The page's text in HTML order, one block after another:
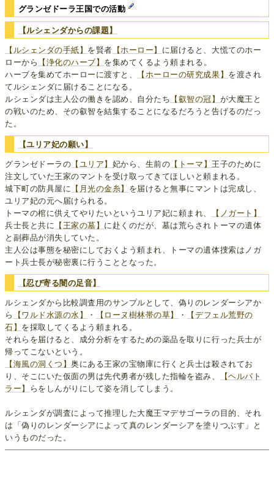
グランゼドーラ王国での活動
【ルシェンダからの課題】
【ルシェンダの手紙】 を賢者 【ホーロー】 に届けると、大慌てのホー
ローから
【浄化のハーブ】 を集めてくるよう頼まれる。
ハーブを集めてホーローに渡すと、
【ホーローの研究成果】 を渡され
てルシェンダに届けることになる。
ルシェンダは主人公の働きを認め、自分たち 【叡智の冠】 が大魔王と
の戦いのため、その叡智を結集することになるだろうと告げるのだっ
た。
【ユリア妃の願い】
グランゼドーラの 【ユリア】 妃から、生前の 【トーマ】 王子のために
注文していた王家のマントを受け取ってきてほしいと頼まれる。
城下町の防具屋に
【月光の金糸】 を届けると無事にマントは完成し、
ユリア妃の元へ届けられる。
トーマの棺に供えてやりたいというユリア妃に頼まれ、
【ノガート】
兵士長と共に
【王家の墓】 に赴くのだが、墓は荒らされトーマの遺体
と副葬品が消失していた。
主人公は事態を秘密にしておくよう頼まれ、トーマの遺体捜索はノガ
ート兵士長が秘密裏に行うこととなった。
【忍び寄る闇の足音】
ルシェンダから比較調査用のサンプルとして、偽りのレンダーシアか
ら
【ワルド水源の水】 ・ 【ローヌ樹林帯の草】 ・
【デフェル荒野の
石】 を採取してくるよう頼まれる。
それらを届けると、成分分析をするための薬品を取りに行った兵士が
帰ってこないという。
【海風の洞くつ】奥にある王家の宝物庫に行くと兵士は殺されてお
り、そこにいた仮面の男は先代勇者が残した指輪を盗み、
【ヘルバト
ラー】
らをしんがりにして姿を消してしまう。
ルシェンダが調査によって推理した大魔王マデサゴーラの目的、それ
は「偽りのレンダーシアによって真のレンダーシアを塗りつぶす」と
いうものだった。